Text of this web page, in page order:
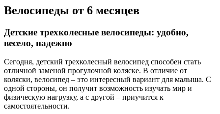
Велосипеды от 6 месяцев
Детские трехколесные велосипеды: удобно,
весело, надежно
Сегодня, детский трехколесный велосипед способен стать
отличной заменой прогулочной коляске. В отличие от
коляски, велосипед – это интересный вариант для малыша. С
одной стороны, он получит возможность изучать мир и
физическую нагрузку, а с другой – приучится к
самостоятельности.